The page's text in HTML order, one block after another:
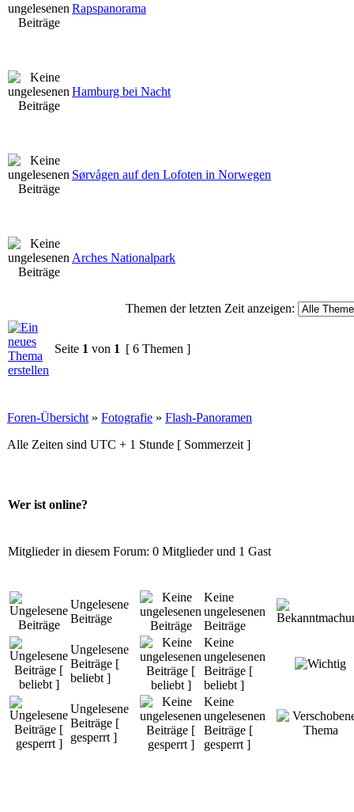
Rapspanorama
Hamburg bei Nacht
Sørvågen auf den Lofoten in Norwegen
Arches Nationalpark
Themen der letzten Zeit anzeigen:
Seite 1 von 1 [ 6 Themen ]
Foren-Übersicht » Fotografie » Flash-Panoramen
Alle Zeiten sind UTC + 1 Stunde [ Sommerzeit ]
Wer ist online?
Mitglieder in diesem Forum: 0 Mitglieder und 1 Gast
Ungelesene
Beiträge
Keine
ungelesenen
Beiträge
Ungelesene
Beiträge [
beliebt ]
Keine
ungelesenen
Beiträge [
beliebt ]
Ungelesene
Beiträge [
gesperrt ]
Keine
ungelesenen
Beiträge [
gesperrt ]